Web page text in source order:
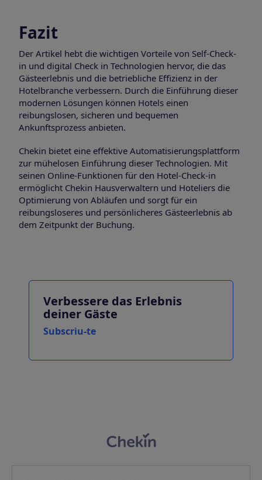
Fazit
Der Artikel hebt die wichtigen Vorteile von Self-Check-
in und digital Check in Technologien hervor, die das
Gästeerlebnis und die betriebliche Effizienz in der
Hotelbranche verbessern. Durch die Einführung dieser
modernen Lösungen können Hotels einen
reibungslosen, sicheren und bequemen
Ankunftsprozess anbieten.
Chekin bietet eine effektive Automatisierungsplattform
zur mühelosen Einführung dieser Technologien. Mit
seinen Online-Funktionen für den Hotel-Check-in
ermöglicht Chekin Hausverwaltern und Hoteliers die
Optimierung von Abläufen und sorgt für ein
reibungsloseres und persönlicheres Gästeerlebnis ab
dem Zeitpunkt der Buchung.
Verbessere das Erlebnis
deiner Gäste
Subscriu-te